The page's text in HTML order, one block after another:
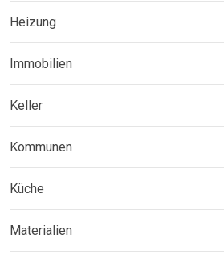
Heizung
Immobilien
Keller
Kommunen
Küche
Materialien